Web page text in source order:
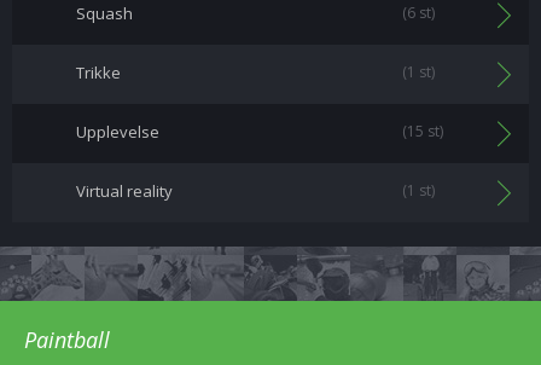
Squash (6 st)
Trikke (1 st)
Upplevelse (15 st)
Virtual reality (1 st)
Paintball